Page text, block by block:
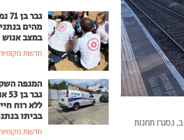
נסגרו תחנות
גבר
מהים
במצב אנוש
חדשות
המגפה
גבר
ללא רוח
בביתו
חדשות